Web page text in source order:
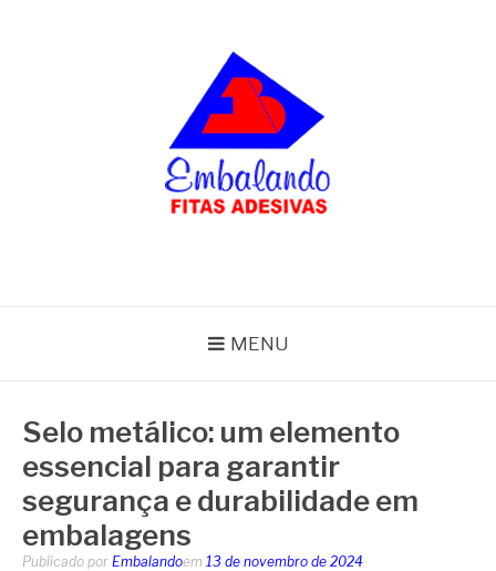
MENU
Selo metálico: um elemento
essencial para garantir
segurança e durabilidade em
embalagens
Publicado por Embalandoem 13 de novembro de 2024